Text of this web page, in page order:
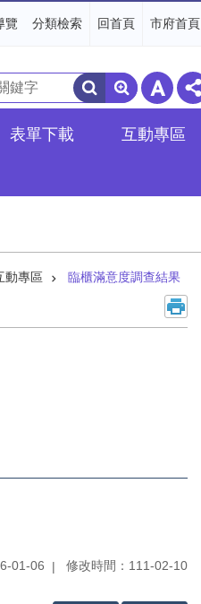
覽 分類檢索 回首頁 市府首頁
搜
尋
表單下載 互動專區
動專區 臨櫃滿意度調查結果
01-06 修改時間：111-02-10